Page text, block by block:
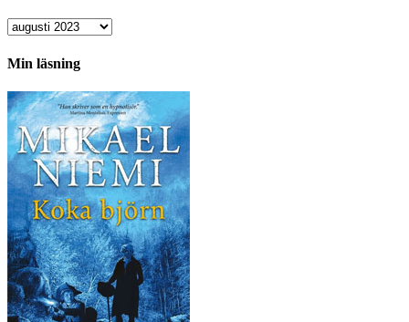
Arkiv
Min läsning